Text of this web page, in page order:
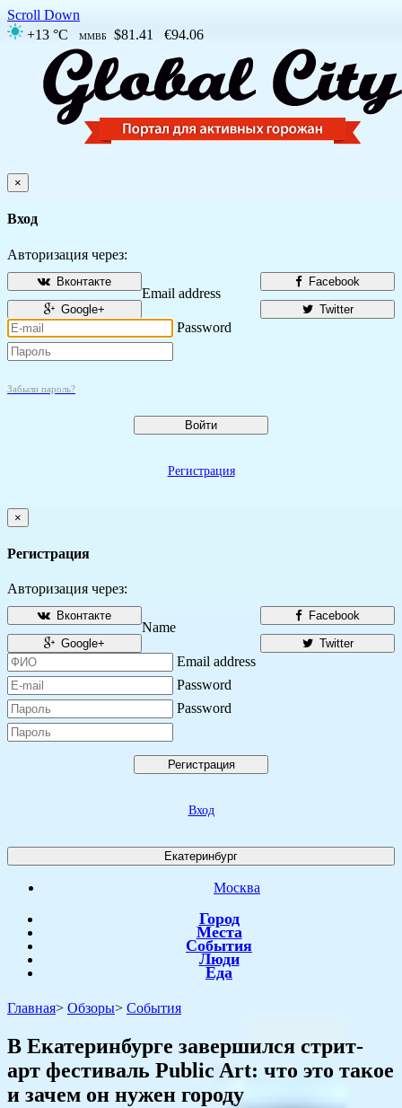
Scroll Down
+13 °C
ММВБ $81.41 €94.06
×
Вход
Авторизация через:
Facebook
Вконтакте
Twitter
Google+
Email address
Password
Забыли пароль?
Войти
Регистрация
×
Регистрация
Авторизация через:
Facebook
Вконтакте
Twitter
Google+
Name
Email address
Password
Password
Регистрация
Вход
Екатеринбург
Москва
Город
Места
События
Люди
Еда
Главная> Обзоры> События
В Екатеринбурге завершился стрит-
арт фестиваль Public Art: что это такое
и зачем он нужен городу